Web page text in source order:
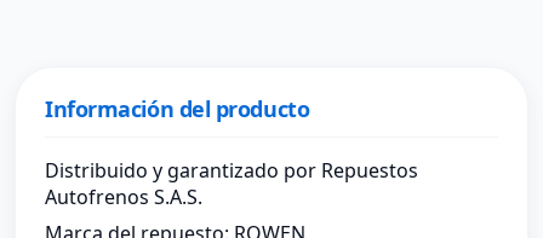
Información del producto
Distribuido y garantizado por Repuestos
Autofrenos S.A.S.